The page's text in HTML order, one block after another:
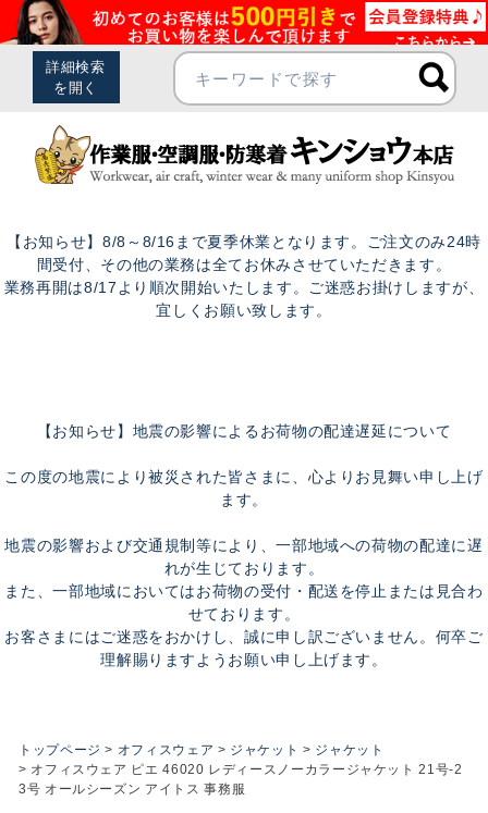
【お知らせ】8/8～8/16まで夏季休業となります。ご注文のみ24時
間受付、その他の業務は全てお休みさせていただきます。
業務再開は8/17より順次開始いたします。ご迷惑お掛けしますが、
宜しくお願い致します。
【お知らせ】地震の影響によるお荷物の配達遅延について
この度の地震により被災された皆さまに、心よりお見舞い申し上げ
ます。
地震の影響および交通規制等により、一部地域への荷物の配達に遅
れが生じております。
また、一部地域においてはお荷物の受付・配送を停止または見合わ
せております。
お客さまにはご迷惑をおかけし、誠に申し訳ございません。何卒ご
理解賜りますようお願い申し上げます。
トップページ オフィスウェア ジャケット
ジャケット
オフィスウェア ピエ 46020 レディースノーカラージャケット 21号-2
3号 オールシーズン アイトス 事務服